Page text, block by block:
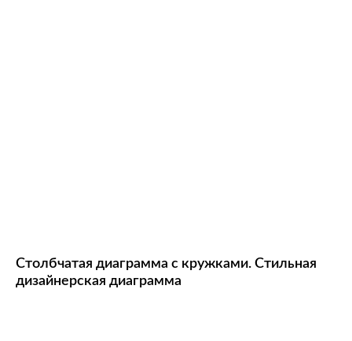
Столбчатая диаграмма с кружками. Стильная
дизайнерская диаграмма